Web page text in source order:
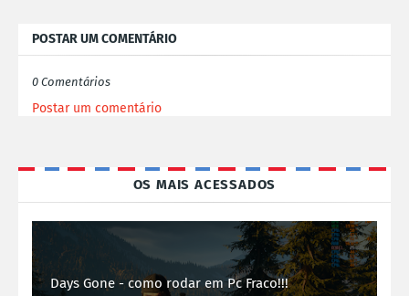
POSTAR UM COMENTÁRIO
0 Comentários
Postar um comentário
OS MAIS ACESSADOS
Days Gone - como rodar em Pc Fraco!!!